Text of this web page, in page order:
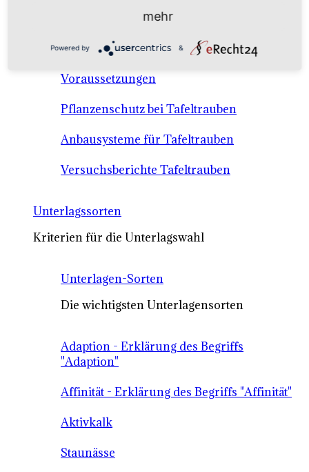
Voraussetzungen
Pflanzenschutz bei Tafeltrauben
Anbausysteme für Tafeltrauben
Versuchsberichte Tafeltrauben
Unterlagssorten
Kriterien für die Unterlagswahl
Unterlagen-Sorten
Die wichtigsten Unterlagensorten
Adaption - Erklärung des Begriffs
"Adaption"
Affinität - Erklärung des Begriffs "Affinität"
Aktivkalk
Staunässe
mehr
Powered by &